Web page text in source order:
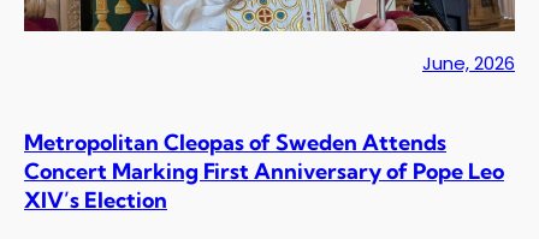
June, 2026
Metropolitan Cleopas of Sweden Attends
Concert Marking First Anniversary of Pope Leo
XIV’s Election